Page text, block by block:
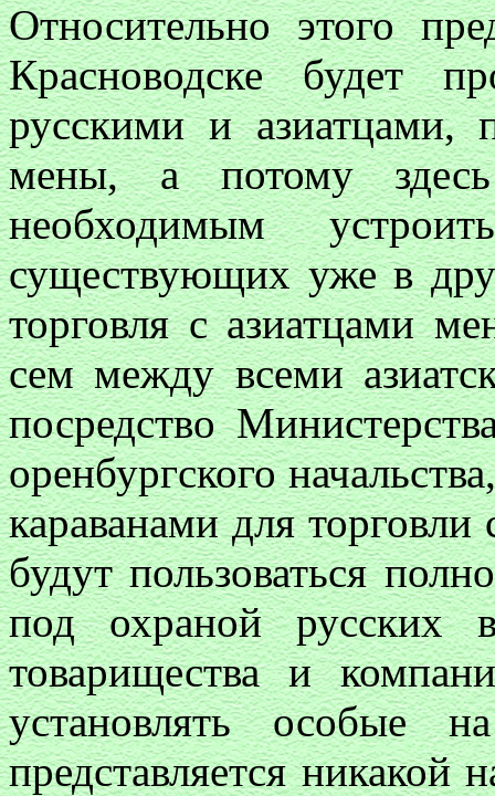
Относительно этого
Красноводске будет
русскими и азиатцами,
мены, а потому здесь
необходимым
существующих уже в
торговля с азиатцами
сем между всеми
посредство
оренбургского
караванами для
будут пользоваться
под охраной русских
товарищества и
установлять особые
представляется